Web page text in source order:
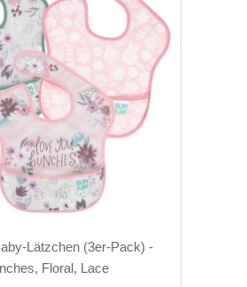
Lätzchen (3er-Pack) -
Floral, Lace